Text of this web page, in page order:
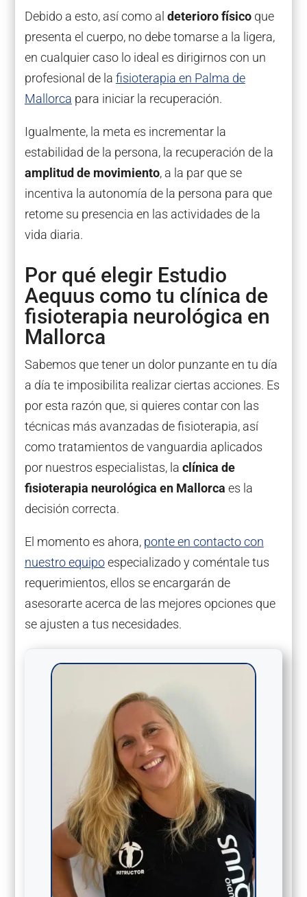
Debido a esto, así como al deterioro físicoque
presenta el cuerpo, no debe tomarse a la ligera,
en cualquier caso lo ideal es dirigirnos con un
profesional de la fisioterapia en Palma de
Mallorca para iniciar la recuperación.
Igualmente, la meta es incrementar la
estabilidad de la persona, la recuperación de la
amplitud de movimiento, a la par que se
incentiva la autonomía de la persona para que
retome su presencia en las actividades de la
vida diaria.
Por qué elegir Estudio
Aequus como tu clínica de
fisioterapia neurológica en
Mallorca
Sabemos que tener un dolor punzante en tu día
a día te imposibilita realizar ciertas acciones. Es
por esta razón que, si quieres contar con las
técnicas más avanzadas de fisioterapia, así
como tratamientos de vanguardia aplicados
por nuestros especialistas, la clínica de
fisioterapia neurológica en Mallorca es la
decisión correcta.
El momento es ahora, ponte en contacto con
nuestro equipoespecializado y coméntale tus
requerimientos, ellos se encargarán de
asesorarte acerca de las mejores opciones que
se ajusten a tus necesidades.